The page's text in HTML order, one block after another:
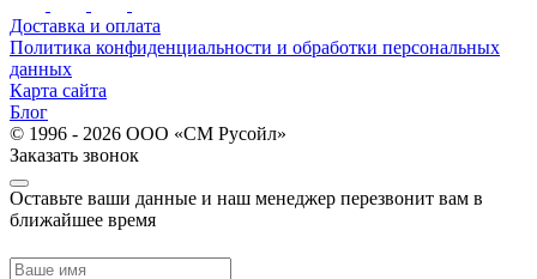
Доставка и оплата
Политика конфиденциальности и обработки персональных
данных
Карта сайта
Блог
© 1996 - 2026 ООО «СМ Русойл»
Заказать звонок
Оставьте ваши данные и наш менеджер перезвонит вам в
ближайшее время